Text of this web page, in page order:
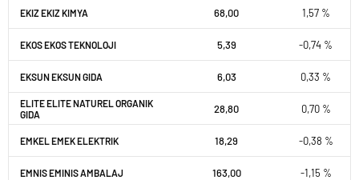
EKIZ EKIZ KIMYA 68,00 1,57 %
EKOS EKOS TEKNOLOJI 5,39 -0,74 %
EKSUN EKSUN GIDA 6,03 0,33 %
ELITE ELITE NATUREL ORGANIK
GIDA
28,80 0,70 %
EMKEL EMEK ELEKTRIK 18,29 -0,38 %
EMNIS EMINIS AMBALAJ 163,00 -1,15 %